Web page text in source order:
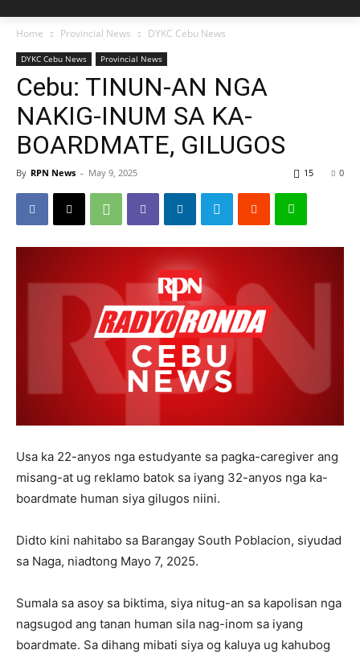
Home Provincial News DYKC Cebu News
DYKC Cebu News Provincial News
Cebu: TINUN-AN NGA
NAKIG-INUM SA KA-
BOARDMATE, GILUGOS
By RPN News - May 9, 2025 0
15
Usa ka 22-anyos nga estudyante sa pagka-caregiver ang
misang-at ug reklamo batok sa iyang 32-anyos nga ka-
boardmate human siya gilugos niini.
Didto kini nahitabo sa Barangay South Poblacion, siyudad
sa Naga, niadtong Mayo 7, 2025.
Sumala sa asoy sa biktima, siya nitug-an sa kapolisan nga
nagsugod ang tanan human sila nag-inom sa iyang
boardmate. Sa dihang mibati siya og kaluya ug kahubog